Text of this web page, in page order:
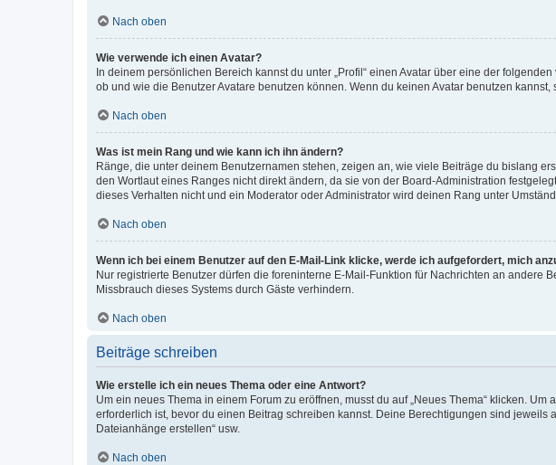
Nach oben
Wie verwende ich einen Avatar?
In deinem persönlichen Bereich kannst du unter „Profil“ einen Avatar über eine der
ob und wie die Benutzer Avatare benutzen können. Wenn du keinen Avatar benutzen
Nach oben
Was ist mein Rang und wie kann ich ihn ändern?
Ränge, die unter deinem Benutzernamen stehen, zeigen an, wie viele Beiträge du bislang
den Wortlaut eines Ranges nicht direkt ändern, da sie von der Board-Administration
dieses Verhalten nicht und ein Moderator oder Administrator wird deinen Rang unter
Nach oben
Wenn ich bei einem Benutzer auf den E-Mail-Link klicke, werde ich aufgefordert, mich
Nur registrierte Benutzer dürfen die foreninterne E-Mail-Funktion für Nachrichten an
Missbrauch dieses Systems durch Gäste verhindern.
Nach oben
Beiträge schreiben
Wie erstelle ich ein neues Thema oder eine Antwort?
Um ein neues Thema in einem Forum zu eröffnen, musst du auf „Neues Thema“ klicken.
erforderlich ist, bevor du einen Beitrag schreiben kannst. Deine Berechtigungen sind jeweils
Dateianhänge erstellen“ usw.
Nach oben